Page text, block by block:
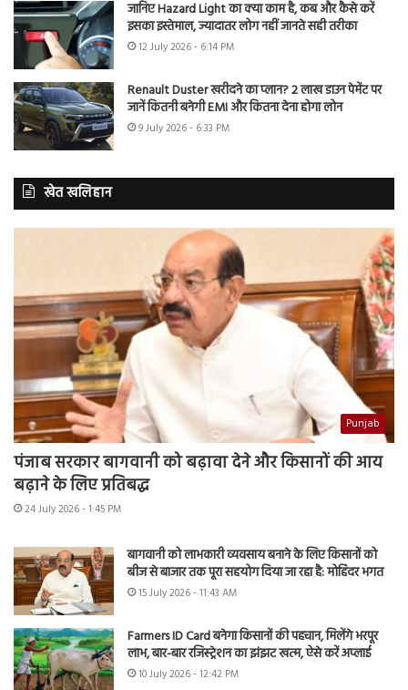
जानिए Hazard Light का क्या काम है, कब और कैसे करें
इसका इस्तेमाल, ज्यादातर लोग नहीं जानते सही तरीका
12 July 2026 - 6:14 PM
Renault Duster खरीदने का प्लान? 2 लाख डाउन पेमेंट पर
जानें कितनी बनेगी EMI और कितना देना होगा लोन
9 July 2026 - 6:33 PM
खेत खलिहान
Punjab
पंजाब सरकार बागवानी को बढ़ावा देने और किसानों की आय
बढ़ाने के लिए प्रतिबद्ध
24 July 2026 - 1:45 PM
बागवानी को लाभकारी व्यवसाय बनाने के लिए किसानों को
बीज से बाजार तक पूरा सहयोग दिया जा रहा है: मोहिंदर भगत
15 July 2026 - 11:43 AM
Farmers ID Card बनेगा किसानों की पहचान, मिलेंगे भरपूर
लाभ, बार-बार रजिस्ट्रेशन का झंझट खत्म, ऐसे करें अप्लाई
10 July 2026 - 12:42 PM